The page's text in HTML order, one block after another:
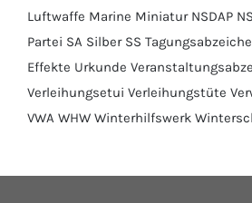
Luftwaffe Marine Miniatur NSDAP
Partei SA Silber SS
Effekte Urkunde
Verleihungsetui Verleihungstüte
VWA WHW Winterhilfswerk